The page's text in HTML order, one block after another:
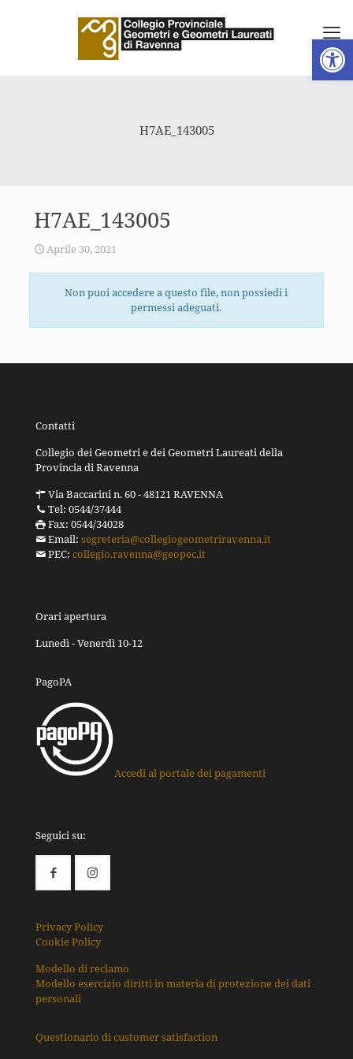
Apri
H7AE_143005
H7AE_143005
Aprile 30, 2021
Non puoi accedere a questo file, non possiedi i
permessi adeguati.
Contatti
Collegio dei Geometri e dei Geometri Laureati della
Provincia di Ravenna
Via Baccarini n. 60 - 48121 RAVENNA
Tel: 0544/37444
Fax: 0544/34028
Email: segreteria@collegiogeometriravenna.it
PEC: collegio.ravenna@geopec.it
Orari apertura
Lunedì - Venerdì 10-12
PagoPA
Accedi al portale dei pagamenti
Seguici su:
Privacy Policy
Cookie Policy
Modello di reclamo
Modello esercizio diritti in materia di protezione dei dati
personali
Questionario di customer satisfaction